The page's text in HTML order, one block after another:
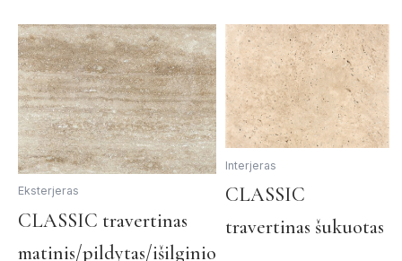
Eksterjeras
CLASSIC travertinas
matinis/pildytas/išilginio
product
Interjeras
CLASSIC
travertinas šukuotas